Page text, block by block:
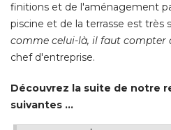
finitions et de l'aménagement
piscine et de la terrasse est très
comme celui-là, il faut compter
chef d'entreprise.
Découvrez la suite de notre
suivantes ...